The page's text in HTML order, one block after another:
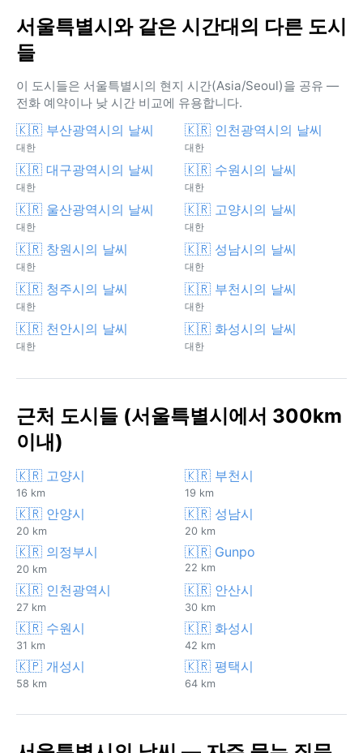
서울특별시와 같은 시간대의 다른 도시
들
이 도시들은 서울특별시의 현지 시간(Asia/Seoul)을 공유 —
전화 예약이나 낮 시간 비교에 유용합니다.
🇰🇷 부산광역시의 날씨
대한
🇰🇷 인천광역시의 날씨
대한
🇰🇷 대구광역시의 날씨
대한
🇰🇷 수원시의 날씨
대한
🇰🇷 울산광역시의 날씨
대한
🇰🇷 고양시의 날씨
대한
🇰🇷 창원시의 날씨
대한
🇰🇷 성남시의 날씨
대한
🇰🇷 청주시의 날씨
대한
🇰🇷 부천시의 날씨
대한
🇰🇷 천안시의 날씨
대한
🇰🇷 화성시의 날씨
대한
근처 도시들 (서울특별시에서 300km
이내)
🇰🇷 고양시
16 km
🇰🇷 부천시
19 km
🇰🇷 안양시
20 km
🇰🇷 성남시
20 km
🇰🇷 의정부시
20 km
🇰🇷 Gunpo
22 km
🇰🇷 인천광역시
27 km
🇰🇷 안산시
30 km
🇰🇷 수원시
31 km
🇰🇷 화성시
42 km
🇰🇵 개성시
58 km
🇰🇷 평택시
64 km